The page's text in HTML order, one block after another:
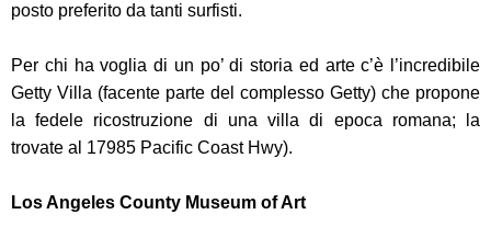
posto preferito da tanti surfisti.
Per chi ha voglia di un po’ di storia ed arte c’è l’incredibile
Getty Villa (facente parte del complesso Getty) che propone
la fedele ricostruzione di una villa di epoca romana; la
trovate al 17985 Pacific Coast Hwy).
Los Angeles County Museum of Art